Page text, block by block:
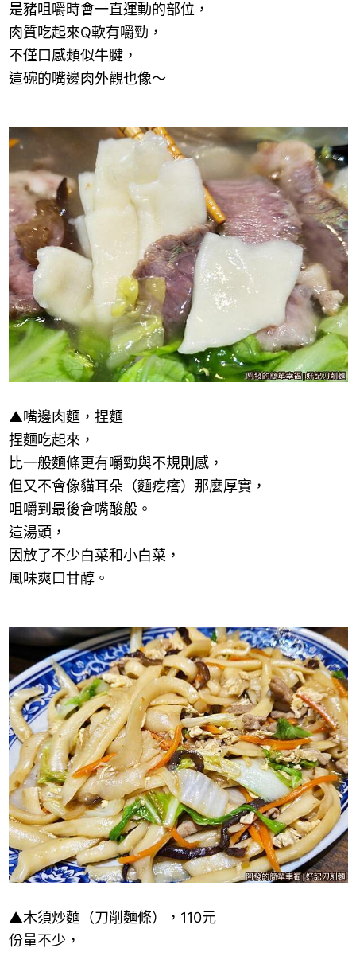
是豬咀嚼時會一直運動的部位，
肉質吃起來Q軟有嚼勁，
不僅口感類似牛腱，
這碗的嘴邊肉外觀也像～
▲嘴邊肉麵，捏麵
捏麵吃起來，
比一般麵條更有嚼勁與不規則感，
但又不會像貓耳朵（麵疙瘩）那麼厚實，
咀嚼到最後會嘴酸般。
這湯頭，
因放了不少白菜和小白菜，
風味爽口甘醇。
▲木須炒麵（刀削麵條）， 110元
份量不少，